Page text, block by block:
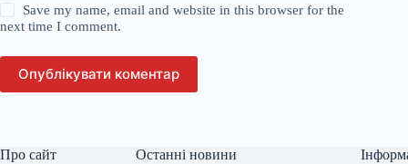
Save my name, email and website in this browser for the
next time I comment.
Опублікувати коментар
Про сайт Останні новини